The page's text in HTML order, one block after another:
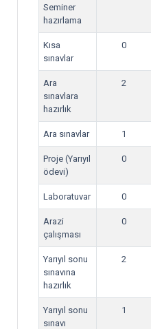
Seminer
hazırlama
Kısa
sınavlar
0
Ara
sınavlara
hazırlık
2
Ara sınavlar 1
Proje (Yarıyıl
ödevi)
0
Laboratuvar 0
Arazi
çalışması
0
Yarıyıl sonu
sınavına
hazırlık
2
Yarıyıl sonu
sınavı
1